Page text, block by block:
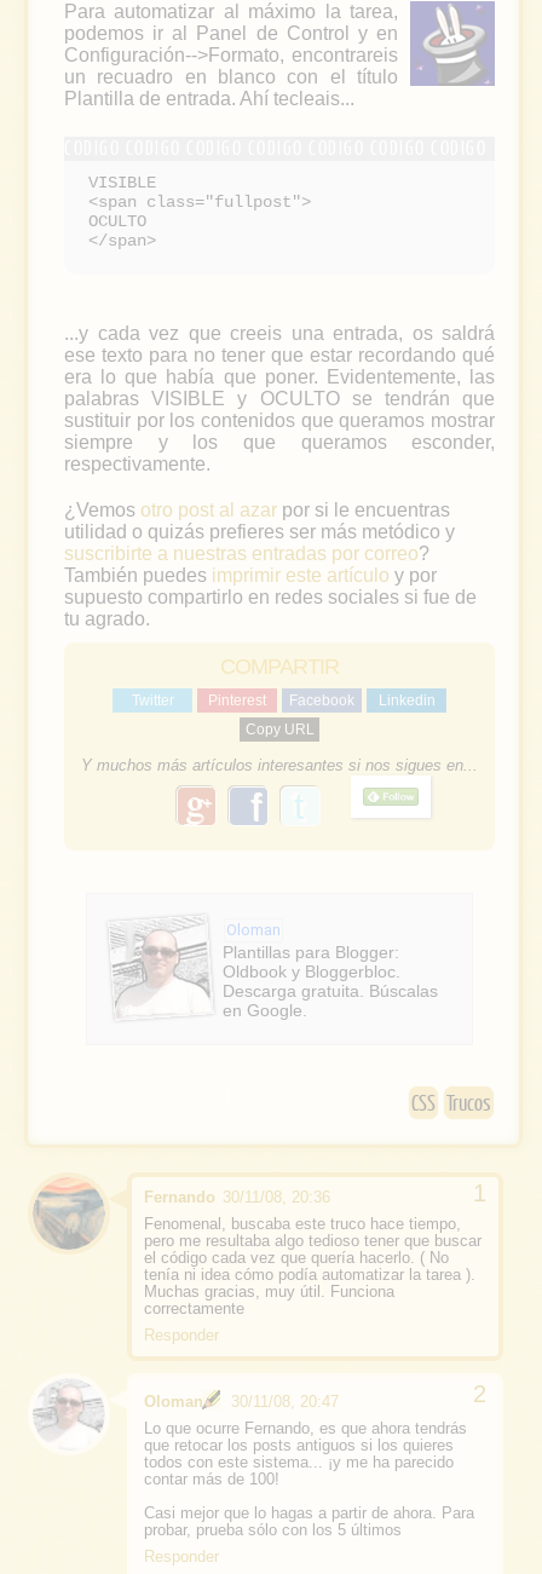
Para automatizar al máximo la tarea,
podemos ir al Panel de Control y en
Configuración-->Formato, encontrareis
un recuadro en blanco con el título
Plantilla de entrada. Ahí tecleais...
VISIBLE
<span class="fullpost">
OCULTO
</span>
...y cada vez que creeis una entrada, os saldrá
ese texto para no tener que estar recordando qué
era lo que había que poner. Evidentemente, las
palabras VISIBLE y OCULTO se tendrán que
sustituir por los contenidos que queramos mostrar
siempre y los que queramos esconder,
respectivamente.
¿Vemos otro post al azar por si le encuentras
utilidad o quizás prefieres ser más metódico y
suscribirte a nuestras entradas por correo?
También puedes imprimir este artículo y por
supuesto compartirlo en redes sociales si fue de
tu agrado.
COMPARTIR
Twitter Pinterest Facebook
Linkedin
Copy URL
Y muchos más artículos interesantes si nos sigues en...
g
o
l
e
f
e
b
o
Oloman
Plantillas para Blogger:
Oldbook y Bloggerbloc.
Descarga gratuita. Búscalas
en Google.
CSS Trucos
Fernando 30/11/08, 20:36
Fenomenal, buscaba este truco hace tiempo,
pero me resultaba algo tedioso tener que buscar
el código cada vez que quería hacerlo. ( No
tenía ni idea cómo podía automatizar la tarea ).
Muchas gracias, muy útil. Funciona
correctamente
Responder
Oloman
30/11/08, 20:47
Lo que ocurre Fernando, es que ahora tendrás
que retocar los posts antiguos si los quieres
todos con este sistema... ¡y me ha parecido
contar más de 100!
Casi mejor que lo hagas a partir de ahora. Para
probar, prueba sólo con los 5 últimos
Responder